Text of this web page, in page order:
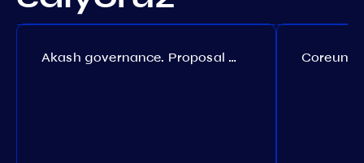
Akash governance. Proposal №308